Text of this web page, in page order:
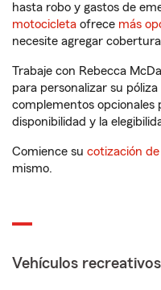
hasta robo y gastos de
motocicleta ofrece más
necesite agregar
Trabaje con Rebecca
para personalizar su
complementos opcionales
disponibilidad y la
Comience su cotización
mismo.
Vehículos recreativos